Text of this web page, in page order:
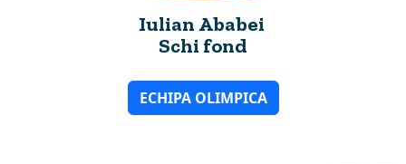
Iulian Ababei
Schi fond
ECHIPA OLIMPICA